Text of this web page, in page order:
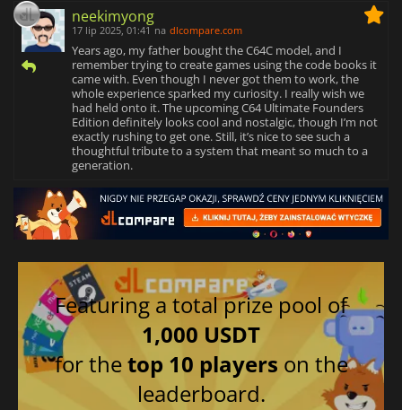
neekimyong
17 lip 2025, 01:41 na dlcompare.com
Years ago, my father bought the C64C model, and I
remember trying to create games using the code books it
came with. Even though I never got them to work, the
whole experience sparked my curiosity. I really wish we
had held onto it. The upcoming C64 Ultimate Founders
Edition definitely looks cool and nostalgic, though I’m not
exactly rushing to get one. Still, it’s nice to see such a
thoughtful tribute to a system that meant so much to a
generation.
Featuring a total prize pool of
1,000 USDT
for thetop 10 players on the
leaderboard.